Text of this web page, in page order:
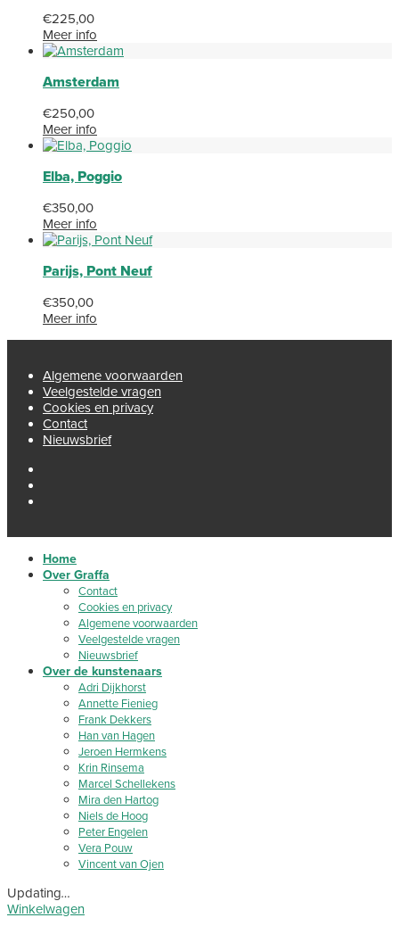
€225,00
Meer info
Amsterdam
€250,00
Meer info
Elba, Poggio
€350,00
Meer info
Parijs, Pont Neuf
€350,00
Meer info
Algemene voorwaarden
Veelgestelde vragen
Cookies en privacy
Contact
Nieuwsbrief
Home
Over Graffa
Contact
Cookies en privacy
Algemene voorwaarden
Veelgestelde vragen
Nieuwsbrief
Over de kunstenaars
Adri Dijkhorst
Annette Fienieg
Frank Dekkers
Han van Hagen
Jeroen Hermkens
Krin Rinsema
Marcel Schellekens
Mira den Hartog
Niels de Hoog
Peter Engelen
Vera Pouw
Vincent van Ojen
Updating…
Winkelwagen